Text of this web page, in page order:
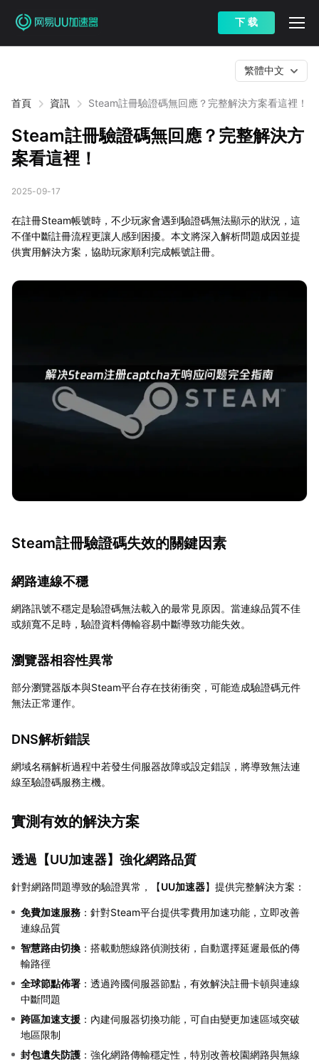
下 载
首頁 資訊 Steam註冊驗證碼無回應？完整解決方案看這裡！
繁體中文
Steam註冊驗證碼無回應？完整解決方
案看這裡！
2025-09-17
在註冊Steam帳號時，不少玩家會遇到驗證碼無法顯示的狀況，這
不僅中斷註冊流程更讓人感到困擾。本文將深入解析問題成因並提
供實用解決方案，協助玩家順利完成帳號註冊。
Steam註冊驗證碼失效的關鍵因素
網路連線不穩
網路訊號不穩定是驗證碼無法載入的最常見原因。當連線品質不佳
或頻寬不足時，驗證資料傳輸容易中斷導致功能失效。
瀏覽器相容性異常
部分瀏覽器版本與Steam平台存在技術衝突，可能造成驗證碼元件
無法正常運作。
DNS解析錯誤
網域名稱解析過程中若發生伺服器故障或設定錯誤，將導致無法連
線至驗證碼服務主機。
實測有效的解決方案
透過【UU加速器】強化網路品質
針對網路問題導致的驗證異常，【UU加速器】提供完整解決方案：
免費加速服務 ：針對Steam平台提供零費用加速功能，立即改善
連線品質
智慧路由切換 ：搭載動態線路偵測技術，自動選擇延遲最低的傳
輸路徑
全球節點佈署 ：透過跨國伺服器節點，有效解決註冊卡頓與連線
中斷問題
跨區加速支援 ：內建伺服器切換功能，可自由變更加速區域突破
地區限制
封包遺失防護 ：強化網路傳輸穩定性，特別改善校園網路與無線